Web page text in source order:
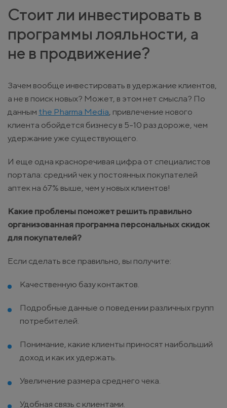
Стоит ли инвестировать в
программы лояльности, а
не в продвижение?
Зачем вообще инвестировать в удержание клиентов,
а не в поиск новых? Может, в этом нет смысла? По
данным the Pharma Media , привлечение нового
клиента обойдется бизнесу в 5-10 раз дороже, чем
удержание уже существующего.
И еще одна красноречивая цифра от специалистов
портала: средний чек у постоянных покупателей
аптек на 67% выше, чем у новых клиентов!
Какие проблемы поможет решить правильно
организованная программа персональных скидок
для покупателей?
Если сделать все правильно, вы получите:
Качественную базу контактов.
Подробные данные о поведении различных групп
потребителей.
Понимание, какие клиенты приносят наибольший
доход и как их удержать.
Увеличение размера среднего чека.
Удобная связь с клиентами.